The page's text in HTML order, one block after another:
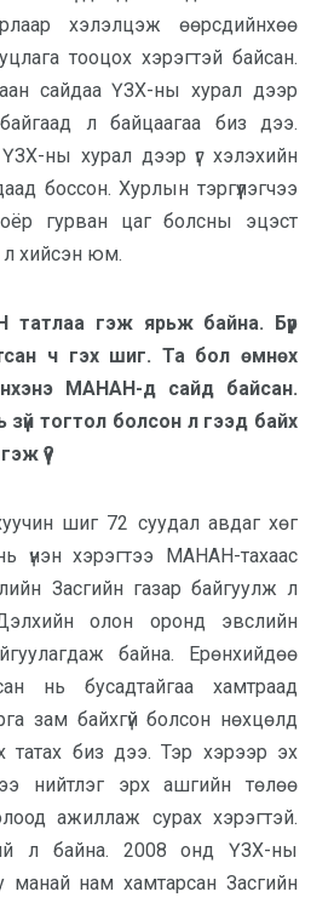
хэлэлцэж өөрсдийнхөө
тооцох хэрэгтэй байсан.
сайдаа ҮЗХ-ны хурал дээр
л байцаагаа биз дээ.
ны хурал дээр үг хэлэхийн
боссон. Хурлын тэргүүлэгчээ
гурван цаг болсны эцэст
л хийсэн юм.
гэж ярьж байна. Бүр
ч гэх шиг. Та бол өмнөх
МАНАН-д сайд байсан.
зүй тогтол болсон л гээд байх
үү?
шиг 72 суудал авдаг хөг
үнэн хэрэгтээ МАНАН-тахаас
Засгийн газар байгуулж л
олон оронд эвслийн
байна. Ерөнхийдөө
нь бусадтайгаа хамтраад
зам байхгүй болсон нөхцөлд
биз дээ. Тэр хэрээр эх
нийтлэг эрх ашгийн төлөө
ажиллаж сурах хэрэгтэй.
л байна. 2008 онд ҮЗХ-ны
манай нам хамтарсан Засгийн